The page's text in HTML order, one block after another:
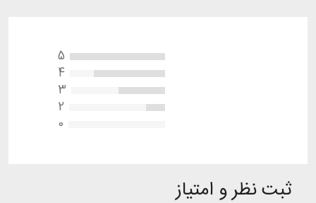
5
4
3
2
0
ثبت نظر و امتیاز